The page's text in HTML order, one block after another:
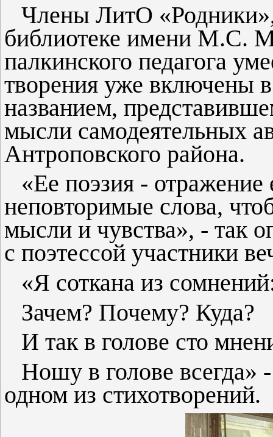
Члены ЛитО
библиотеке имени М.С.
палкинского педагога
творения уже включены
названием,
мысли самодеятельных
Антроповского района.
«Ее поэзия -
неповторимые слова,
мысли и чувства», - так
с поэтессой участники
«Я соткана из
Зачем? Почему? Куда?
И так в голове сто
Ношу в голове всегда»
одном из стихотворений.